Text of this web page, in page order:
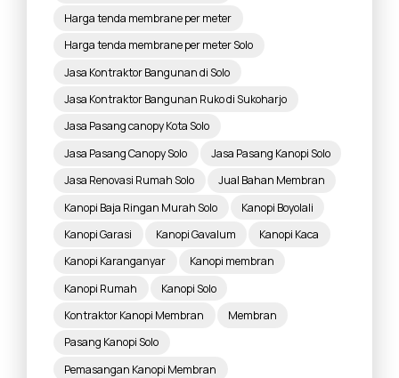
Harga tenda membrane per meter
Harga tenda membrane per meter Solo
Jasa Kontraktor Bangunan di Solo
Jasa Kontraktor Bangunan Ruko di Sukoharjo
Jasa Pasang canopy Kota Solo
Jasa Pasang Canopy Solo
Jasa Pasang Kanopi Solo
Jasa Renovasi Rumah Solo
Jual Bahan Membran
Kanopi Baja Ringan Murah Solo
Kanopi Boyolali
Kanopi Garasi
Kanopi Gavalum
Kanopi Kaca
Kanopi Karanganyar
Kanopi membran
Kanopi Rumah
Kanopi Solo
Kontraktor Kanopi Membran
Membran
Pasang Kanopi Solo
Pemasangan Kanopi Membran